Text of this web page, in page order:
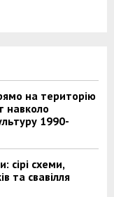
на територію
навколо
1990-
сірі схеми,
та свавілля